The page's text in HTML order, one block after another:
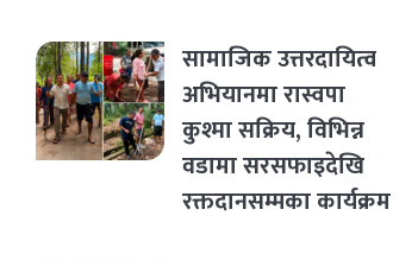
सामाजिक उत्तरदायित्व
अभियानमा रास्वपा
कुश्मा सक्रिय, विभिन्न
वडामा सरसफाइदेखि
रक्तदानसम्मका कार्यक्रम